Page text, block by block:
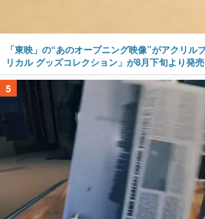
「東映」の“あのオープニング映像”がアクリル
リカル グッズコレクション」が8月下旬より発売
5